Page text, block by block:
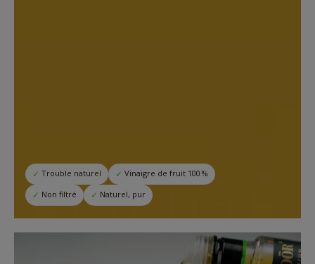
Trouble naturel
Vinaigre de fruit 100 %
Non filtré
Naturel, pur